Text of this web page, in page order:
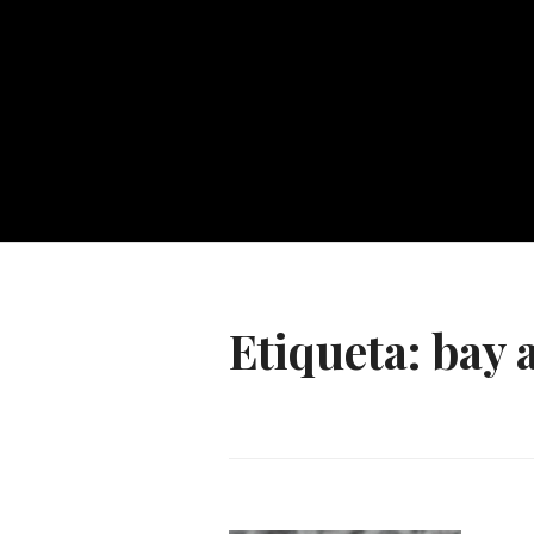
Etiqueta: bay